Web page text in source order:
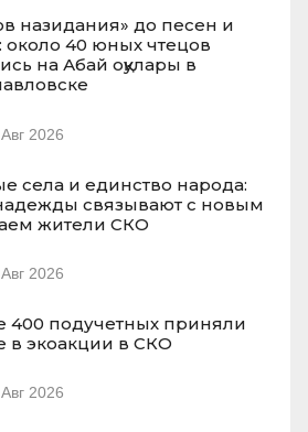
назидания» до песен и
около 40 юных чтецов
на Абай оқулары в
2026
села и единство народа:
связывают с новым
жители СКО
2026
400 подучетных приняли
в экоакции в СКО
2026